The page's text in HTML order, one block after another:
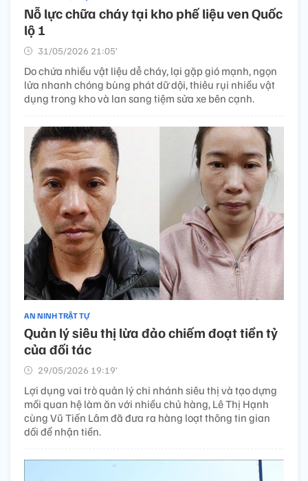
Nỗ lực chữa cháy tại kho phế liệu ven Quốc
lộ 1
31/05/2026 21:05’
Do chứa nhiều vật liệu dễ cháy, lại gặp gió mạnh, ngọn
lửa nhanh chóng bùng phát dữ dội, thiêu rụi nhiều vật
dụng trong kho và lan sang tiệm sửa xe bên cạnh.
AN NINH TRẬT TỰ
Quản lý siêu thị lừa đảo chiếm đoạt tiền tỷ
của đối tác
29/05/2026 19:19’
Lợi dụng vai trò quản lý chi nhánh siêu thị và tạo dựng
mối quan hệ làm ăn với nhiều chủ hàng, Lê Thị Hạnh
cùng Vũ Tiến Lâm đã đưa ra hàng loạt thông tin gian
dối để nhận tiền.